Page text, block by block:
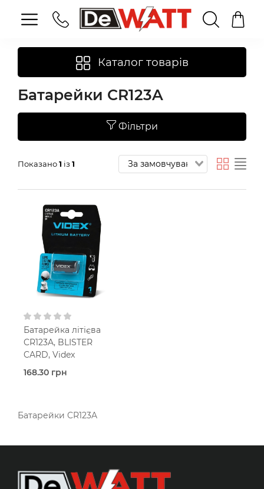
Каталог товарів
Батарейки CR123A
Фільтри
Показано1 із 1
Батарейка літієва
CR123A, BLISTER
CARD, Videx
168.30 грн
Вольт
Батарейки CR123A